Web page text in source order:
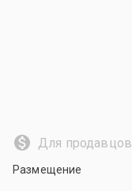
Для продавцов
Размещение